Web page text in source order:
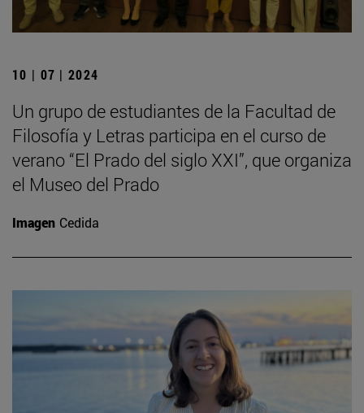
10 | 07 | 2024
Un grupo de estudiantes de la Facultad de
Filosofía y Letras participa en el curso de
verano “El Prado del siglo XXI”, que organiza
el Museo del Prado
Imagen Cedida